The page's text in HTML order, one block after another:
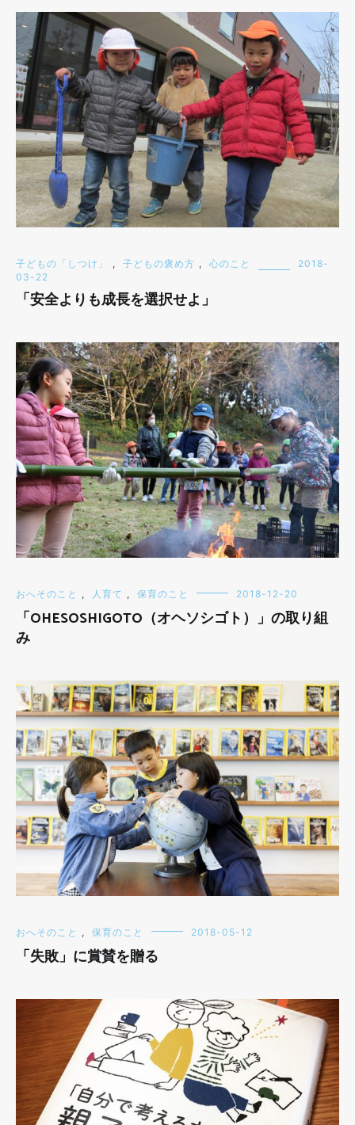
子どもの「しつけ」 , 子どもの褒め方 , 心のこと
2018-
03-22
「安全よりも成長を選択せよ」
おへそのこと , 人育て , 保育のこと 2018-12-20
「OHESOSHIGOTO（オヘソシゴト）」の取り組
み
おへそのこと , 保育のこと 2018-05-12
「失敗」に賞賛を贈る